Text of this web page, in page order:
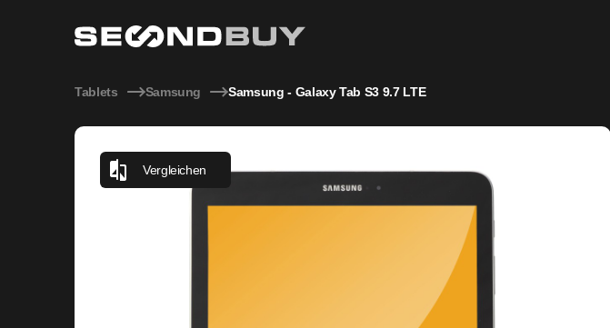
Tablets Samsung Samsung - Galaxy Tab S3 9.7 LTE
Vergleichen